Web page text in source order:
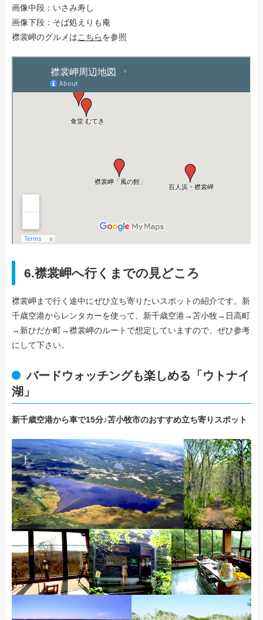
画像中段：いさみ寿し
画像下段：そば処えりも庵
襟裳岬のグルメはこちらを参照
6.襟裳岬へ行くまでの見どころ
襟裳岬まで行く途中にぜひ立ち寄りたいスポットの紹介です。新
千歳空港からレンタカーを使って、新千歳空港→苫小牧→日高町
→新ひだか町→襟裳岬のルートで想定していますので、ぜひ参考
にして下さい。
バードウォッチングも楽しめる「ウトナイ
湖」
新千歳空港から車で15分♪苫小牧市のおすすめ立ち寄りスポット